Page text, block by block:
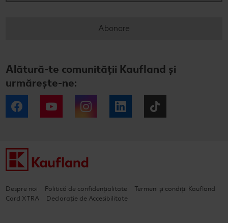
Abonare
Alătură-te comunității Kaufland și
urmărește-ne:
Facebook YouTube Instagram LinkedIn
Despre noi Politică de confidențialitate
Termeni și condiții Kaufland
Card XTRA
Declarație de Accesibilitate